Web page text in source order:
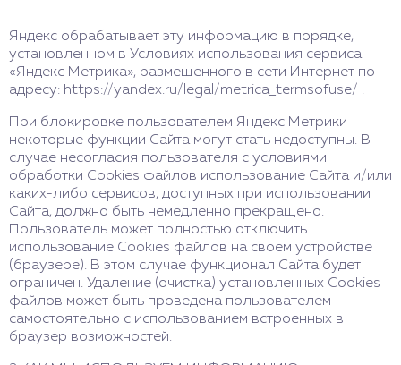
Яндекс обрабатывает эту информацию в порядке,
установленном в Условиях использования сервиса
«Яндекс Метрика», размещенного в сети Интернет по
адресу: https://yandex.ru/legal/metrica_termsofuse/ .
При блокировке пользователем Яндекс Метрики
некоторые функции Сайта могут стать недоступны. В
случае несогласия пользователя с условиями
обработки Cookies файлов использование Сайта и/или
каких-либо сервисов, доступных при использовании
Сайта, должно быть немедленно прекращено.
Пользователь может полностью отключить
использование Cookies файлов на своем устройстве
(браузере). В этом случае функционал Сайта будет
ограничен. Удаление (очистка) установленных Cookies
файлов может быть проведена пользователем
самостоятельно с использованием встроенных в
браузер возможностей.